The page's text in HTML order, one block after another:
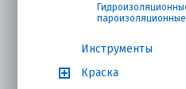
Инструменты
Краска